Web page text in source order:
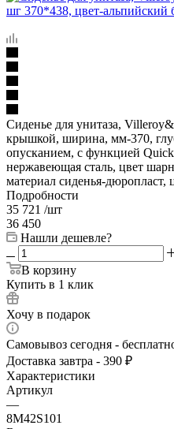
Сиденье для унитаза,
крышкой, ширина, мм-370,
опусканием, с функцией
нержавеющая сталь, цвет
материал сиденья-дюропласт,
Подробности
35 721 /шт
36 450
Нашли дешевле?
В корзину
Купить в 1 клик
Хочу в подарок
Самовывоз сегодня -
Доставка завтра - 390 ₽
Характеристики
Артикул
—
8M42S101